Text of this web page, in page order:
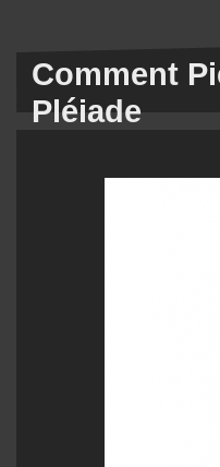
Comment
Pléiade